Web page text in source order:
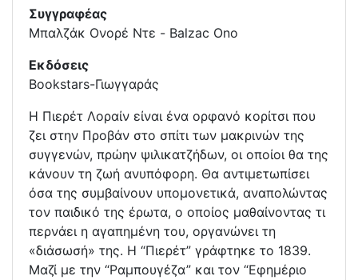
Συγγραφέας
Μπαλζάκ Ονορέ Ντε - Balzac Ono
Εκδόσεις
Bookstars-Γιωγγαράς
Η Πιερέτ Λοραίν είναι ένα ορφανό κορίτσι που
ζει στην Προβάν στο σπίτι των µακρινών της
συγγενών, πρώην ψιλικατζήδων, οι οποίοι θα της
κάνουν τη ζωή ανυπόφορη. Θα αντιμετωπίσει
όσα της συμβαίνουν υπομονετικά, αναπολώντας
τον παιδικό της έρωτα, ο οποίος μαθαίνοντας τι
περνάει η αγαπημένη του, οργανώνει τη
«διάσωσή» της. Η “Πιερέτ” γράφτηκε το 1839.
Mαζί με την “Ραµπουγέζα” και τον “Εφηµέριο